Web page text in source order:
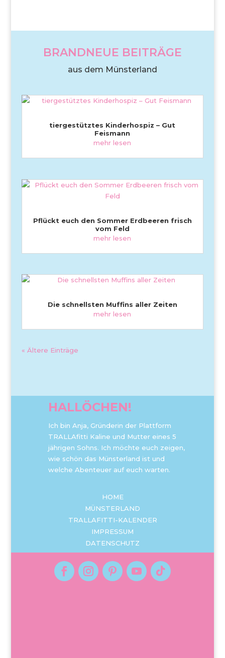
BRANDNEUE BEITRÄGE
aus dem Münsterland
tiergestütztes Kinderhospiz – Gut
Feismann
mehr lesen
Pflückt euch den Sommer Erdbeeren frisch
vom Feld
mehr lesen
Die schnellsten Muffins aller Zeiten
mehr lesen
« Ältere Einträge
HALLÖCHEN!
Ich bin Anja, Gründerin der Plattform
TRALLAfitti Kaline und Mutter eines 5
jährigen Sohns. Ich möchte euch zeigen,
wie schön das Münsterland ist und
welche Abenteuer auf euch warten.
HOME
MÜNSTERLAND
TRALLAFITTI-KALENDER
IMPRESSUM
DATENSCHUTZ